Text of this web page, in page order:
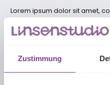
Zustimmung
Lorem ipsum dolor sit amet,
diam nonumy eirmod tempor
magna aliquyam erat, sed
accusam et justo duo
amet. Lorem ipsum dolor sit